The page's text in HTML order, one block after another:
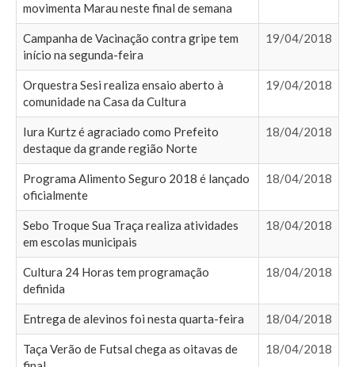
movimenta Marau neste final de semana
Campanha de Vacinação contra gripe tem
início na segunda-feira
19/04/2018
Orquestra Sesi realiza ensaio aberto à
comunidade na Casa da Cultura
19/04/2018
Iura Kurtz é agraciado como Prefeito
destaque da grande região Norte
18/04/2018
Programa Alimento Seguro 2018 é lançado
oficialmente
18/04/2018
Sebo Troque Sua Traça realiza atividades
em escolas municipais
18/04/2018
Cultura 24 Horas tem programação
definida
18/04/2018
Entrega de alevinos foi nesta quarta-feira 18/04/2018
Taça Verão de Futsal chega as oitavas de
18/04/2018